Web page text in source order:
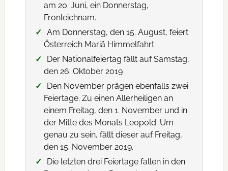
am 20. Juni, ein Donnerstag,
Fronleichnam.
Am Donnerstag, den 15. August, feiert
Österreich Mariä Himmelfahrt
Der Nationalfeiertag fällt auf Samstag,
den 26. Oktober 2019
Den November prägen ebenfalls zwei
Feiertage. Zu einen Allerheiligen an
einem Freitag, den 1. November und in
der Mitte des Monats Leopold. Um
genau zu sein, fällt dieser auf Freitag,
den 15. November 2019.
Die letzten drei Feiertage fallen in den